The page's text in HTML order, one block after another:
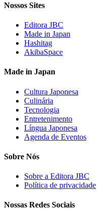
Nossos Sites
Editora JBC
Made in Japan
Hashitag
AkibaSpace
Made in Japan
Cultura Japonesa
Culinária
Tecnologia
Entretenimento
Língua Japonesa
Agenda de Eventos
Sobre Nós
Sobre a Editora JBC
Política de privacidade
Nossas Redes Sociais